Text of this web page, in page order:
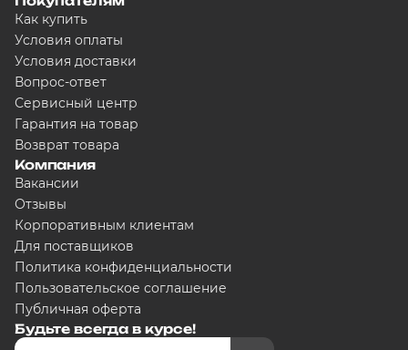
Как купить
Условия оплаты
Условия доставки
Вопрос-ответ
Сервисный центр
Гарантия на товар
Возврат товара
Компания
Вакансии
Отзывы
Корпоративным клиентам
Для поставщиков
Политика конфиденциальности
Пользовательское соглашение
Публичная оферта
Будьте всегда в курсе!